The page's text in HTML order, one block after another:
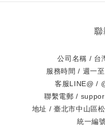
公司名稱 / 台
服務時間 / 週一
客服LINE@ /
聯繫電郵 /
地址 / 臺北市中山區
統一編